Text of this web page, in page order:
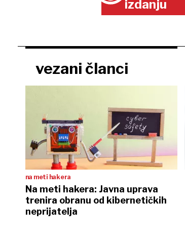
izdanju
vezani članci
na meti hakera
Na meti hakera: Javna uprava
trenira obranu od kibernetičkih
neprijatelja